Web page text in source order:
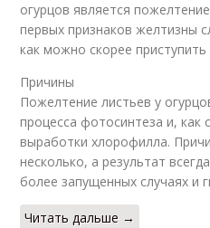
огурцов является
первых признаков желтизны
как можно скорее приступить
Причины
Пожелтение листьев у
процесса фотосинтеза и, как
выработки хлорофилла.
несколько, а результат
более запущенных случаях и
Читать дальше →